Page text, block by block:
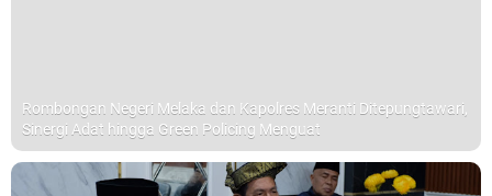
Rombongan Negeri Melaka dan Kapolres Meranti Ditepungtawari,
Sinergi Adat hingga Green Policing Menguat